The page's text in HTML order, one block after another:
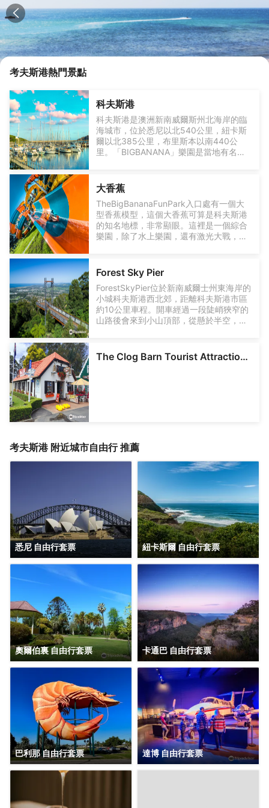
考夫斯港熱門景點
科夫斯港
科夫斯港是澳洲新南威爾斯州北海岸的臨
海城市，位於悉尼以北540公里，紐卡斯
爾以北385公里，布里斯本以南440公
里。「BIGBANANA」樂園是當地有名的
大香蕉
TheBigBananaFunPark入口處有一個大
型香蕉模型，這個大香蕉可算是科夫斯港
的知名地標，非常顯眼。這裡是一個綜合
樂園，除了水上樂園，還有激光大戰，旋
Forest Sky Pier
ForestSkyPier位於新南威爾士州東海岸的
小城科夫斯港西北郊，距離科夫斯港市區
約10公里車程。開車經過一段陡峭狹窄的
山路後會來到小山頂部，從懸於半空，長
野很好。邊上有停車場，不需要走很長的
路。
The Clog Barn Tourist Attraction & Caravan Park
考夫斯港附近城市自由行 推薦
悉尼 自由行套票 紐卡斯爾 自由行套票
奧爾伯裏 自由行套票 卡通巴 自由行套票
巴利那 自由行套票 達博 自由行套票